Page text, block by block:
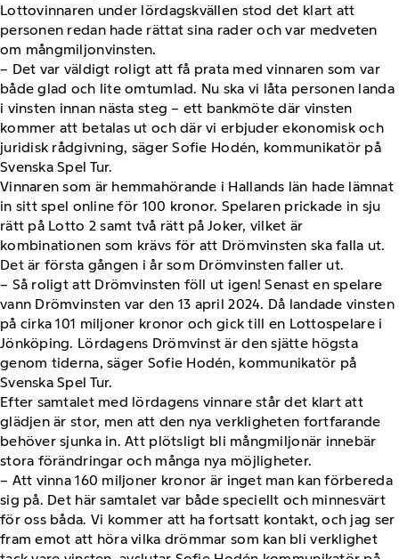
Lottovinnaren under lördagskvällen stod det klart att
personen redan hade rättat sina rader och var medveten
om mångmiljonvinsten.
– Det var väldigt roligt att få prata med vinnaren som var
både glad och lite omtumlad. Nu ska vi låta personen landa
i vinsten innan nästa steg – ett bankmöte där vinsten
kommer att betalas ut och där vi erbjuder ekonomisk och
juridisk rådgivning, säger Sofie Hodén, kommunikatör på
Svenska Spel Tur.
Vinnaren som är hemmahörande i Hallands län hade lämnat
in sitt spel online för 100 kronor. Spelaren prickade in sju
rätt på Lotto 2 samt två rätt på Joker, vilket är
kombinationen som krävs för att Drömvinsten ska falla ut.
Det är första gången i år som Drömvinsten faller ut.
– Så roligt att Drömvinsten föll ut igen! Senast en spelare
vann Drömvinsten var den 13 april 2024. Då landade vinsten
på cirka 101 miljoner kronor och gick till en Lottospelare i
Jönköping. Lördagens Drömvinst är den sjätte högsta
genom tiderna, säger Sofie Hodén, kommunikatör på
Svenska Spel Tur.
Efter samtalet med lördagens vinnare står det klart att
glädjen är stor, men att den nya verkligheten fortfarande
behöver sjunka in. Att plötsligt bli mångmiljonär innebär
stora förändringar och många nya möjligheter.
– Att vinna 160 miljoner kronor är inget man kan förbereda
sig på. Det här samtalet var både speciellt och minnesvärt
för oss båda. Vi kommer att ha fortsatt kontakt, och jag ser
fram emot att höra vilka drömmar som kan bli verklighet